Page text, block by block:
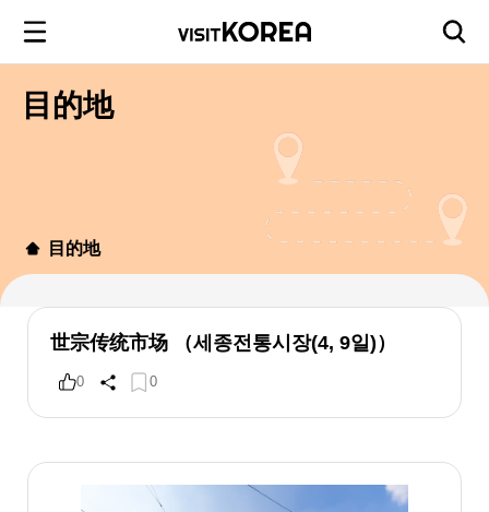
目的地
目的地
世宗传统市场 （세종전통시장(4, 9일)）
0 0